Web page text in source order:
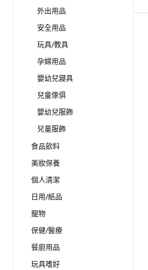
外出用品
安全用品
玩具/教具
孕婦用品
嬰幼兒寢具
兒童傢俱
嬰幼兒服飾
兒童服飾
食品飲料
美妝保養
個人清潔
日用/紙品
寵物
保健/醫療
餐廚用品
玩具嗜好